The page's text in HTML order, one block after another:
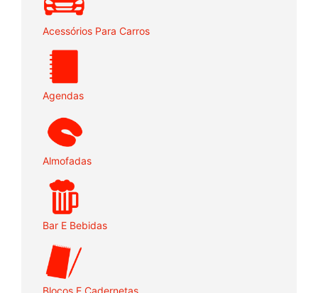
Acessórios Para Carros
Agendas
Almofadas
Bar E Bebidas
Blocos E Cadernetas